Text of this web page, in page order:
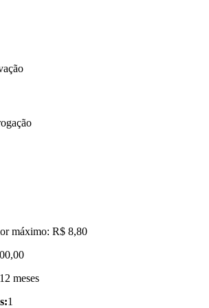
máximo: R$ 8,80
12 meses
1